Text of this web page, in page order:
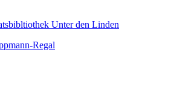
Unter den Linden
Regal